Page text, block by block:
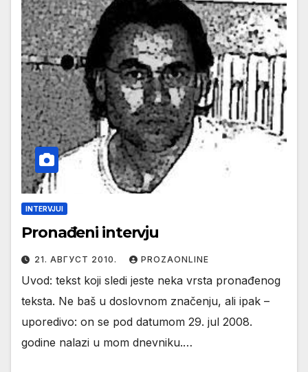
INTERVJUI
Pronađeni intervju
21. АВГУСТ 2010. PROZAONLINE
Uvod: tekst koji sledi jeste neka vrsta pronađenog
teksta. Ne baš u doslovnom značenju, ali ipak –
uporedivo: on se pod datumom 29. jul 2008.
godine nalazi u mom dnevniku.…